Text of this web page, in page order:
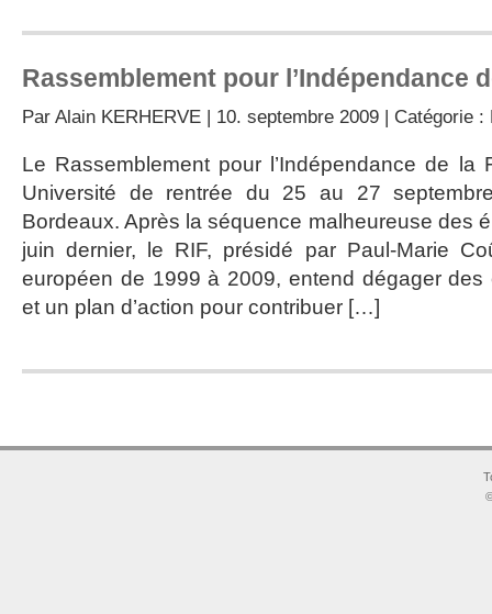
Rassemblement pour l’Indépendance
Par Alain KERHERVE | 10. septembre 2009 | Catégorie :
Le Rassemblement pour l’Indépendance de la
Université de rentrée du 25 au 27
Bordeaux. Après la séquence malheureuse des
juin dernier, le RIF, présidé par Paul-Marie
européen de 1999 à 2009, entend dégager des
et un plan d’action pour contribuer […]